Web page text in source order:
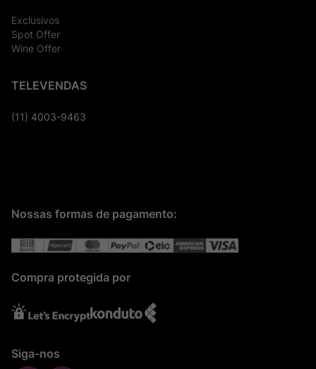
Exclusivos
Spot Offer
Wine Offer
TELEVENDAS
(11) 4003-9463
Nossas formas de pagamento:
Compra protegida por
Siga-nos